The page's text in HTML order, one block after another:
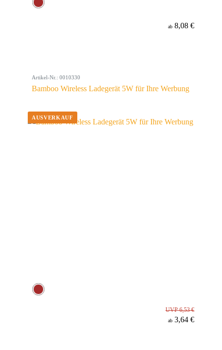
ab 8,08 €
Artikel-Nr.: 0010330
Bamboo Wireless Ladegerät 5W für Ihre Werbung
UVP 6,53 €
ab 3,64 €